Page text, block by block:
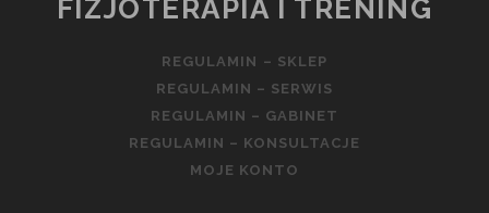
FIZJOTERAPIA I TRENING
REGULAMIN – SKLEP
REGULAMIN – SERWIS
REGULAMIN – GABINET
REGULAMIN – KONSULTACJE
MOJE KONTO